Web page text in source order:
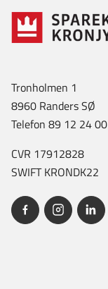
Tronholmen 1
8960 Randers SØ
Telefon 89 12 24 00
CVR 17912828
SWIFT KRONDK22